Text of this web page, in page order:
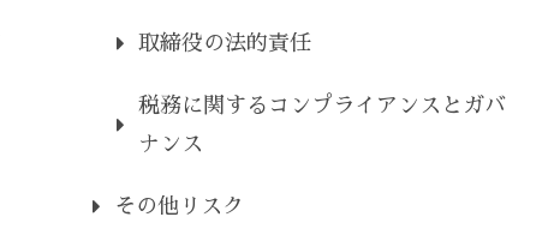
取締役の法的責任
税務に関するコンプライアンスとガバ
ナンス
その他リスク